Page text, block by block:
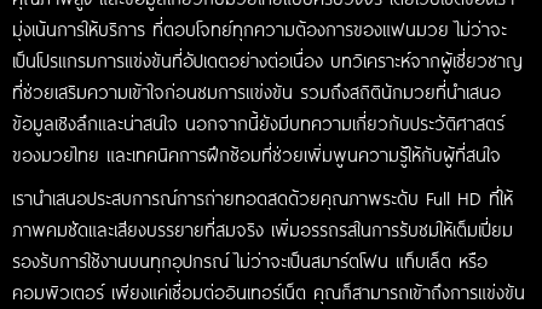
มุ่งเน้นการให้บริการ ที่ตอบโจทย์ทุกความต้องการของแฟนมวย ไม่ว่าจะ
เป็นโปรแกรมการแข่งขันที่อัปเดตอย่างต่อเนื่อง บทวิเคราะห์จากผู้เชี่ยวชาญ
ที่ช่วยเสริมความเข้าใจก่อนชมการแข่งขัน รวมถึงสถิตินักมวยที่นำเสนอ
ข้อมูลเชิงลึกและน่าสนใจ นอกจากนี้ยังมีบทความเกี่ยวกับประวัติศาสตร์
ของมวยไทย และเทคนิคการฝึกซ้อมที่ช่วยเพิ่มพูนความรู้ให้กับผู้ที่สนใจ
เรานำเสนอประสบการณ์การถ่ายทอดสดด้วยคุณภาพระดับ Full HD ที่ให้
ภาพคมชัดและเสียงบรรยายที่สมจริง เพิ่มอรรถรสในการรับชมให้เต็มเปี่ยม
รองรับการใช้งานบนทุกอุปกรณ์ ไม่ว่าจะเป็นสมาร์ตโฟน แท็บเล็ต หรือ
คอมพิวเตอร์ เพียงแค่เชื่อมต่ออินเทอร์เน็ต คุณก็สามารถเข้าถึงการแข่งขัน